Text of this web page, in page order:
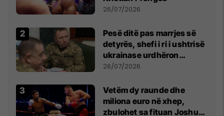
26/07/2026
Pesë ditë pas marrjes së
detyrës, shefi i ri i ushtrisë
ukrainase urdhëron
kontroll të madh
26/07/2026
Vetëm dy raunde dhe
miliona euro në xhep,
zbulohet sa fituan Joshua